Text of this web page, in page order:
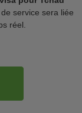
service sera liée
réel.